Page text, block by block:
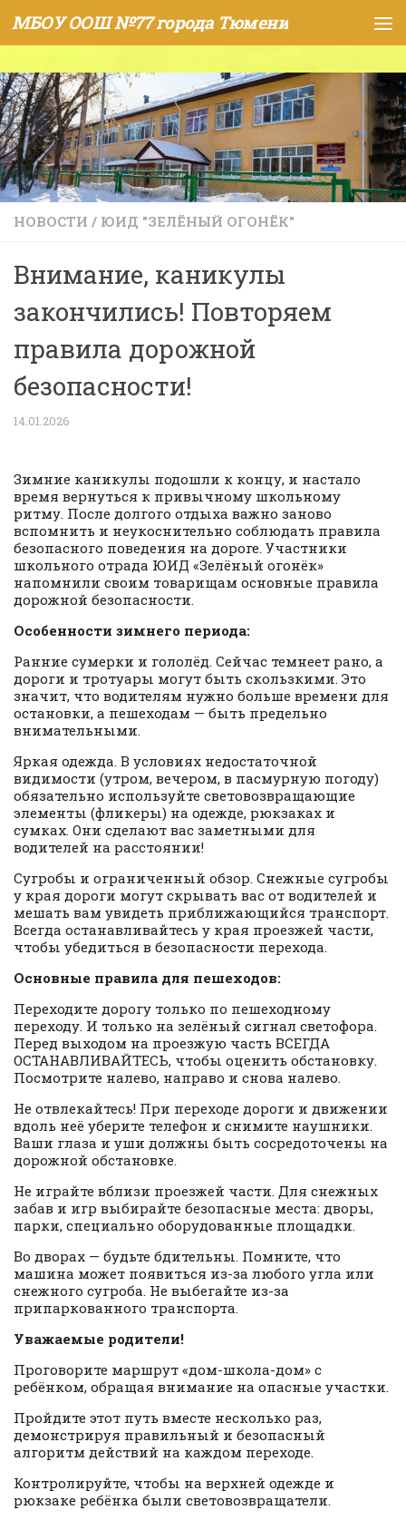
Skip to content
МБОУ ООШ №77 города Тюмени
НОВОСТИ / ЮИД "ЗЕЛЁНЫЙ ОГОНЁК"
Внимание, каникулы
закончились! Повторяем
правила дорожной
безопасности!
14.01.2026
Зимние каникулы подошли к концу, и настало
время вернуться к привычному школьному
ритму. После долгого отдыха важно заново
вспомнить и неукоснительно соблюдать правила
безопасного поведения на дороге. Участники
школьного отрада ЮИД «Зелёный огонёк»
напомнили своим товарищам основные правила
дорожной безопасности.
Особенности зимнего периода:
Ранние сумерки и гололёд. Сейчас темнеет рано, а
дороги и тротуары могут быть скользкими. Это
значит, что водителям нужно больше времени для
остановки, а пешеходам — быть предельно
внимательными.
Яркая одежда. В условиях недостаточной
видимости (утром, вечером, в пасмурную погоду)
обязательно используйте световозвращающие
элементы (фликеры) на одежде, рюкзаках и
сумках. Они сделают вас заметными для
водителей на расстоянии!
Сугробы и ограниченный обзор. Снежные сугробы
у края дороги могут скрывать вас от водителей и
мешать вам увидеть приближающийся транспорт.
Всегда останавливайтесь у края проезжей части,
чтобы убедиться в безопасности перехода.
Основные правила для пешеходов:
Переходите дорогу только по пешеходному
переходу. И только на зелёный сигнал светофора.
Перед выходом на проезжую часть ВСЕГДА
ОСТАНАВЛИВАЙТЕСЬ, чтобы оценить обстановку.
Посмотрите налево, направо и снова налево.
Не отвлекайтесь! При переходе дороги и движении
вдоль неё уберите телефон и снимите наушники.
Ваши глаза и уши должны быть сосредоточены на
дорожной обстановке.
Не играйте вблизи проезжей части. Для снежных
забав и игр выбирайте безопасные места: дворы,
парки, специально оборудованные площадки.
Во дворах — будьте бдительны. Помните, что
машина может появиться из-за любого угла или
снежного сугроба. Не выбегайте из-за
припаркованного транспорта.
Уважаемые родители!
Проговорите маршрут «дом-школа-дом» с
ребёнком, обращая внимание на опасные участки.
Пройдите этот путь вместе несколько раз,
демонстрируя правильный и безопасный
алгоритм действий на каждом переходе.
Контролируйте, чтобы на верхней одежде и
рюкзаке ребёнка были световозвращатели.